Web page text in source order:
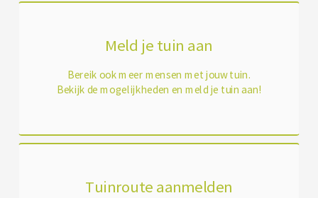
Meld je tuin aan
Bereik ook meer mensen met jouw tuin.
Bekijk de mogelijkheden en meld je tuin aan!
Tuinroute aanmelden